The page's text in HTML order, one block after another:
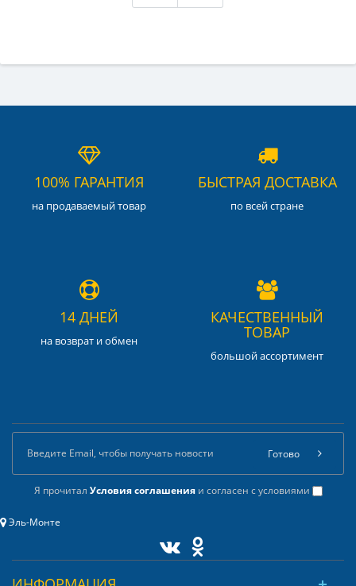
100% ГАРАНТИЯ
на продаваемый товар
БЫСТРАЯ ДОСТАВКА
по всей стране
14 ДНЕЙ
на возврат и обмен
КАЧЕСТВЕННЫЙ
ТОВАР
большой ассортимент
Я прочитал Условия соглашенияи согласен с условиями
Готово
Эль-Монте